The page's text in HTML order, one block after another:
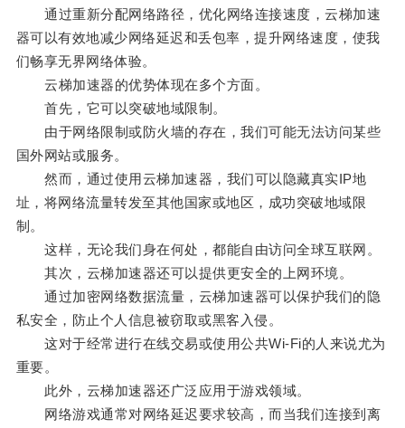
通过重新分配网络路径，优化网络连接速度，云梯加速
器可以有效地减少网络延迟和丢包率，提升网络速度，使我
们畅享无界网络体验。
云梯加速器的优势体现在多个方面。
首先，它可以突破地域限制。
由于网络限制或防火墙的存在，我们可能无法访问某些
国外网站或服务。
然而，通过使用云梯加速器，我们可以隐藏真实IP地
址，将网络流量转发至其他国家或地区，成功突破地域限
制。
这样，无论我们身在何处，都能自由访问全球互联网。
其次，云梯加速器还可以提供更安全的上网环境。
通过加密网络数据流量，云梯加速器可以保护我们的隐
私安全，防止个人信息被窃取或黑客入侵。
这对于经常进行在线交易或使用公共Wi-Fi的人来说尤为
重要。
此外，云梯加速器还广泛应用于游戏领域。
网络游戏通常对网络延迟要求较高，而当我们连接到离